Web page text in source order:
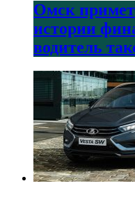
Омск
истории
водитель